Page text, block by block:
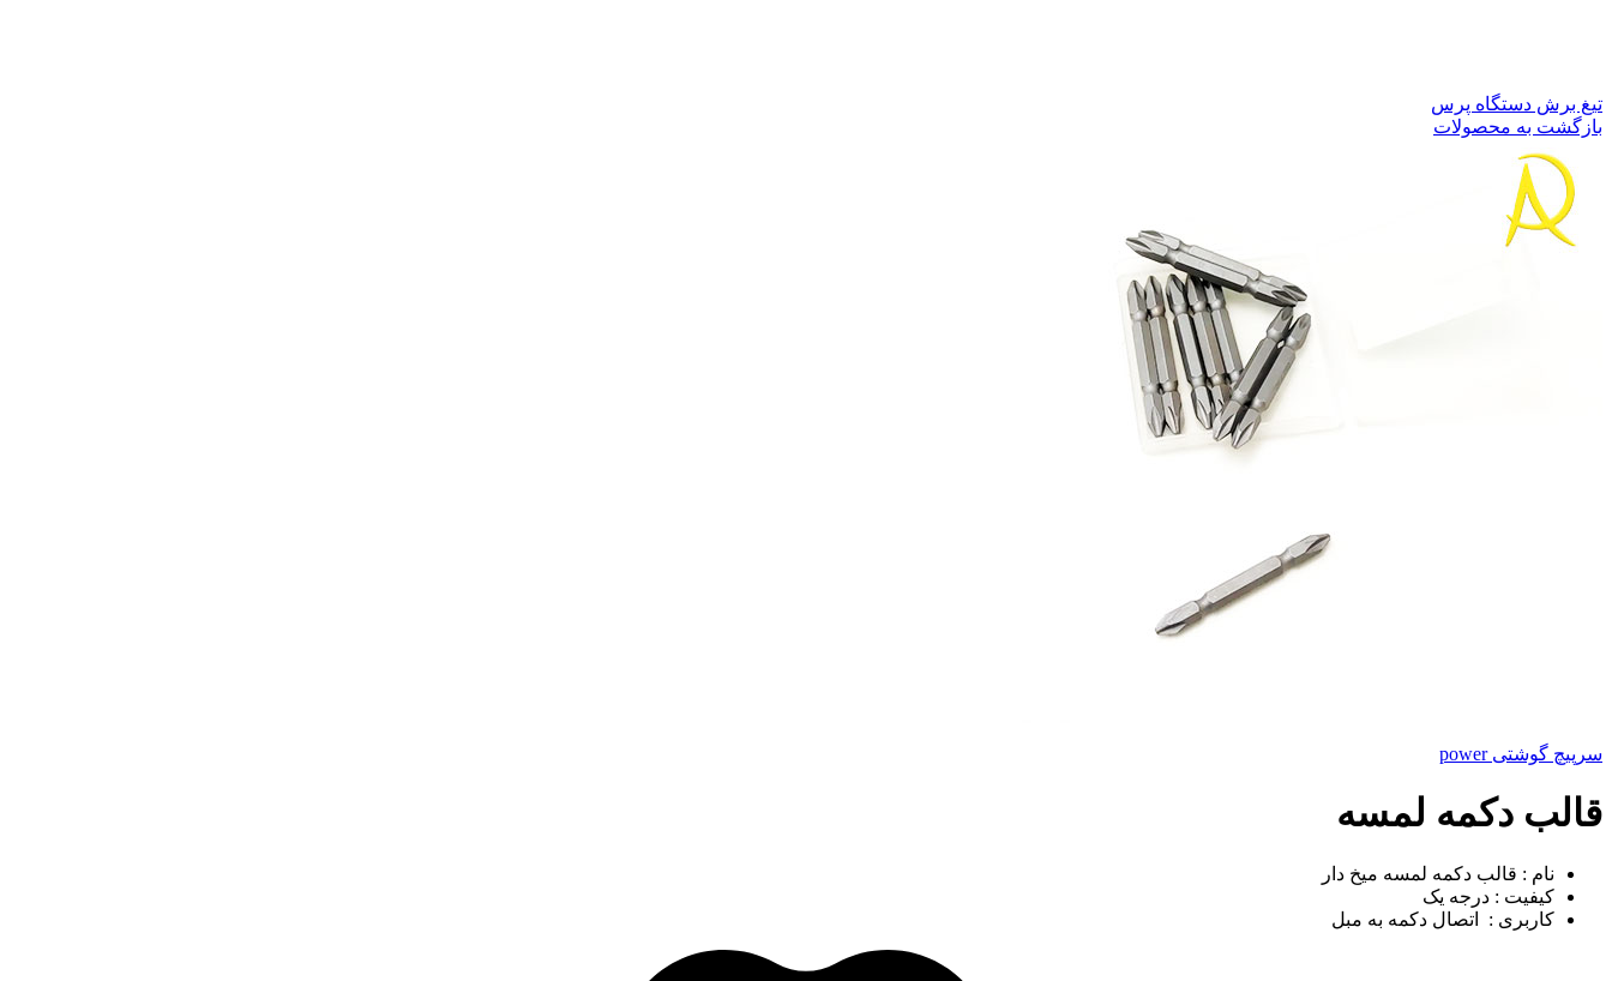
تیغ برش دستگاه پرس
بازگشت به محصولات
سرپیچ گوشتی power
قالب دکمه لمسه
نام : قالب دکمه لمسه میخ دار
کیفیت : درجه یک
کاربری : اتصال دکمه به مبل